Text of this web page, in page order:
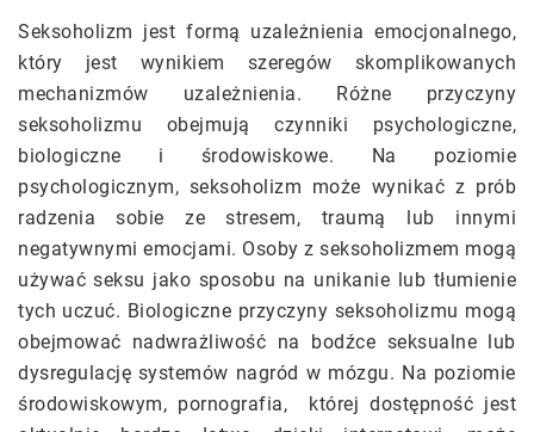
Seksoholizm jest formą uzależnienia emocjonalnego,
który jest wynikiem szeregów skomplikowanych
mechanizmów uzależnienia. Różne przyczyny
seksoholizmu obejmują czynniki psychologiczne,
biologiczne i środowiskowe. Na poziomie
psychologicznym, seksoholizm może wynikać z prób
radzenia sobie ze stresem, traumą lub innymi
negatywnymi emocjami. Osoby z seksoholizmem mogą
używać seksu jako sposobu na unikanie lub tłumienie
tych uczuć. Biologiczne przyczyny seksoholizmu mogą
obejmować nadwrażliwość na bodźce seksualne lub
dysregulację systemów nagród w mózgu. Na poziomie
środowiskowym, pornografia, której dostępność jest